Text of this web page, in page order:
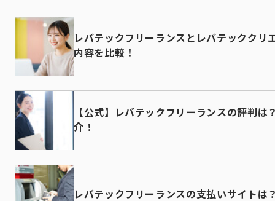
レバテックフリーランスとレバテッククリ
内容を比較！
【公式】レバテックフリーランスの評判
介！
レバテックフリーランスの支払いサイトは